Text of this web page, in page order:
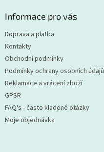
Informace pro vás
Doprava a platba
Kontakty
Obchodní podmínky
Podmínky ochrany osobních údajů
Reklamace a vrácení zboží
GPSR
FAQ's - často kladené otázky
Moje objednávka